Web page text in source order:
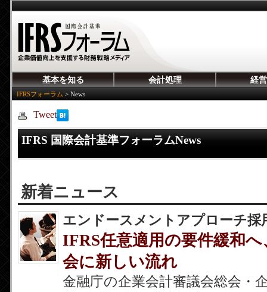
基本を知る 会計処理 経
IFRSフォーラム > News
Tweet
IFRS 国際会計基準フォーラムNews
新着ニュース
エンドースメントアプローチ採
IFRS任意適用の要件緩和
会に新しい流れ
金融庁の企業会計審議会総会・